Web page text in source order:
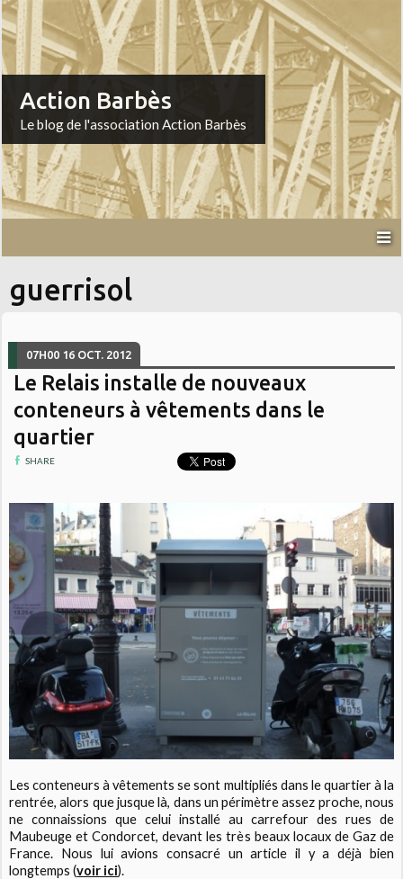
Action Barbès
Le blog de l'association Action Barbès
guerrisol
07H00 16 OCT. 2012
Le Relais installe de nouveaux
conteneurs à vêtements dans le
quartier
SHARE
Les conteneurs à vêtements se sont multipliés dans le quartier à la
rentrée, alors que jusque là, dans un périmètre assez proche, nous
ne connaissions que celui installé au carrefour des rues de
Maubeuge et Condorcet, devant les très beaux locaux de Gaz de
France. Nous lui avions consacré un article il y a déjà bien
longtemps (voir ici).